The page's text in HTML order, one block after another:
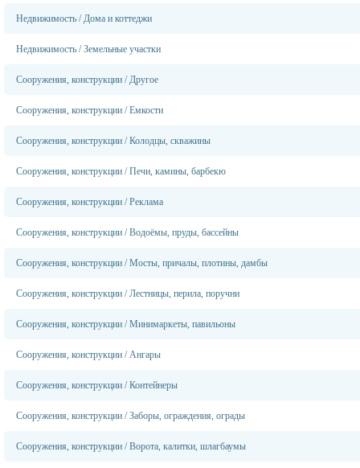
Недвижимость /Дома и коттеджи
Недвижимость /Земельные участки
Сооружения, конструкции /Другое
Сооружения, конструкции /Емкости
Сооружения, конструкции /Колодцы, скважины
Сооружения, конструкции /Печи, камины, барбекю
Сооружения, конструкции /Реклама
Сооружения, конструкции /Водоёмы, пруды, бассейны
Сооружения, конструкции /Мосты, причалы, плотины, дамбы
Сооружения, конструкции /Лестницы, перила, поручни
Сооружения, конструкции /Минимаркеты, павильоны
Сооружения, конструкции /Ангары
Сооружения, конструкции /Контейнеры
Сооружения, конструкции /Заборы, ограждения, ограды
Сооружения, конструкции /Ворота, калитки, шлагбаумы